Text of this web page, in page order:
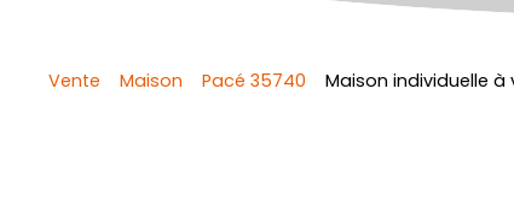
Vente Maison Pacé 35740 Maison individuelle